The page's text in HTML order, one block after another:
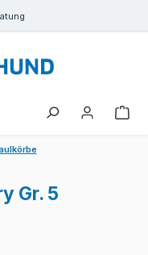
Gr. 5